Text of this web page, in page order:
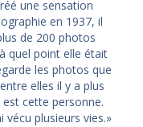
une sensation
en 1937, il
de 200 photos
quel point elle était
les photos que
elles il y a plus
cette personne.
plusieurs vies.»